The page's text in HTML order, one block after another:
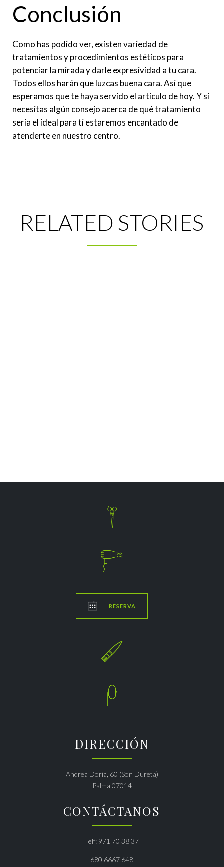
Conclusión
Como has podido ver, existen variedad de
tratamientos y procedimientos estéticos para
potenciar la mirada y darle expresividad a tu cara.
Todos ellos harán que luzcas buena cara. Así que
esperamos que te haya servido el artículo de hoy. Y si
necesitas algún consejo acerca de qué tratamiento
sería el ideal para tí estaremos encantado de
atenderte en nuestro centro.
RELATED STORIES


 RESERVA


DIRECCIÓN
Andrea Doria, 60 (Son Dureta)
Palma 07014
CONTÁCTANOS
Telf: 971 70 38 37
680 6667 648